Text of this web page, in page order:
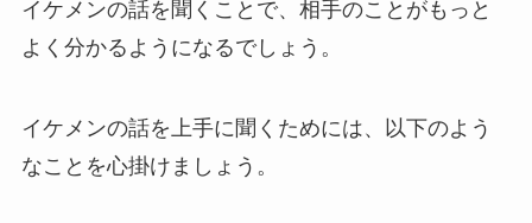
イケメンの話を聞くことで、相手のことがもっと
よく分かるようになるでしょう。
イケメンの話を上手に聞くためには、以下のよう
なことを心掛けましょう。